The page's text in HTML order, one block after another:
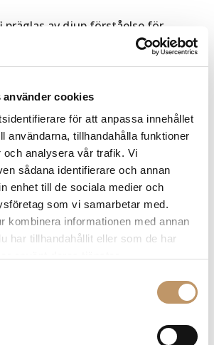
använder cookies
för att anpassa innehållet
användarna, tillhandahålla funktioner
och analysera vår trafik. Vi
sådana identifierare och annan
enhet till de sociala medier och
som vi samarbetar med.
kombinera informationen med annan
har tillhandahållit eller som de har
präglas av djup förståelse för
och behov. Det handlar inte
kaffe, utan om att skapa
Varje kundrelation
Därför anpassas varje lösning
och människornas
kan handla om behovet av en
lunch, eller en smidig take
butiken.
en egen berättelse. Det finns
som fungerar för alla. Vi börjar
att förstå kundens önskningar
viktigt att skräddarsy
Det kan handla om att installera